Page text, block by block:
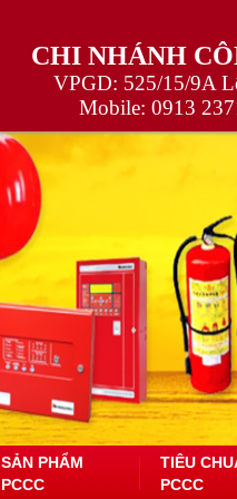
CHI NHÁNH
VPGD: 525/15/9A
Mobile: 0913
SẢN PHẨM
PCCC
TIÊU
PCCC